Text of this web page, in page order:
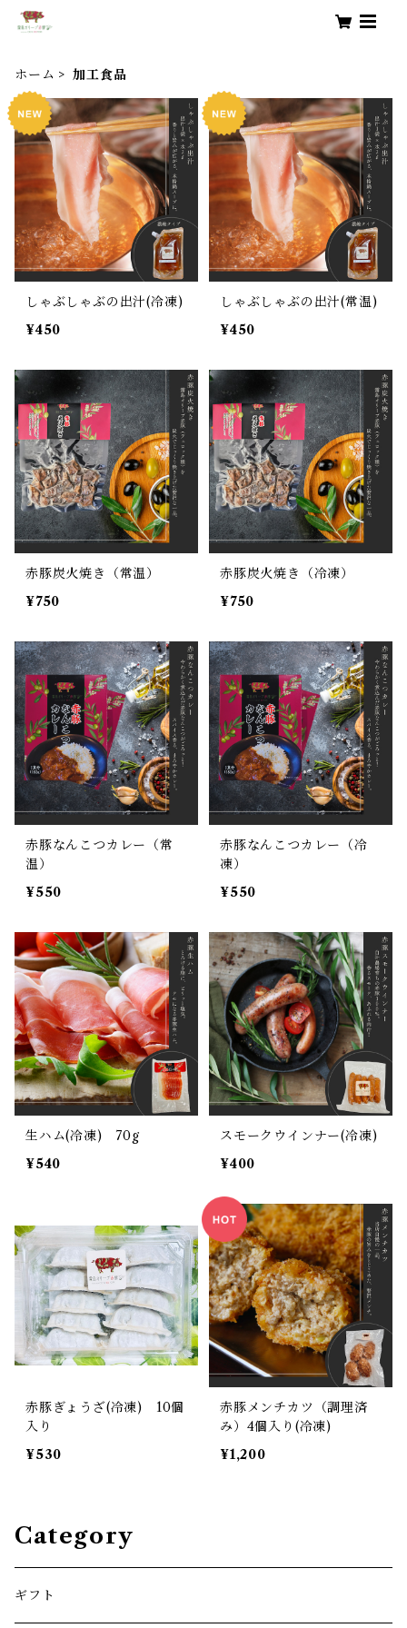
ホーム 加工食品
しゃぶしゃぶの出汁(冷凍)
¥450
しゃぶしゃぶの出汁(常温)
¥450
赤豚炭火焼き（常温）
¥750
赤豚炭火焼き（冷凍）
¥750
赤豚なんこつカレー（常
温）
¥550
赤豚なんこつカレー（冷
凍）
¥550
生ハム(冷凍) 70g
¥540
スモークウインナー(冷凍)
¥400
赤豚ぎょうざ(冷凍) 10個
入り
¥530
赤豚メンチカツ（調理済
み）4個入り(冷凍)
¥1,200
Category
ギフト